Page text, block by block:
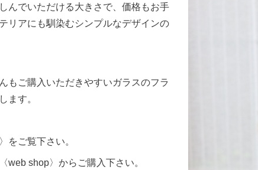
んでいただける大きさで、価格もお手
リアにも馴染むシンプルなデザインの
もご購入いただきやすいガラスのフラ
ます。
をご覧下さい。
web shop〉からご購入下さい。